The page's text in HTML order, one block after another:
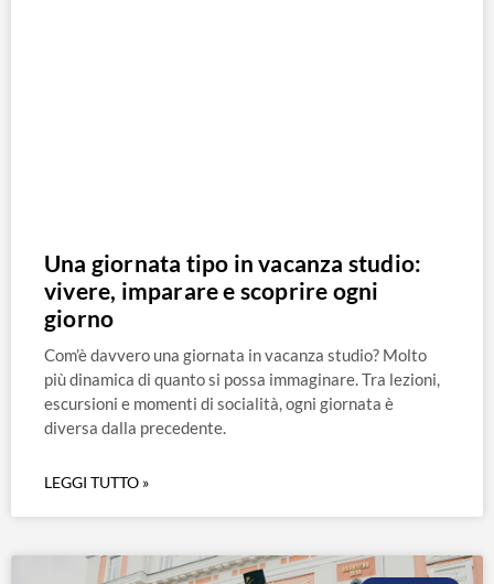
Una giornata tipo in vacanza studio:
vivere, imparare e scoprire ogni
giorno
Com’è davvero una giornata in vacanza studio? Molto
più dinamica di quanto si possa immaginare. Tra lezioni,
escursioni e momenti di socialità, ogni giornata è
diversa dalla precedente.
LEGGI TUTTO »